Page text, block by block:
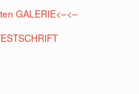
GALERIE<–<–